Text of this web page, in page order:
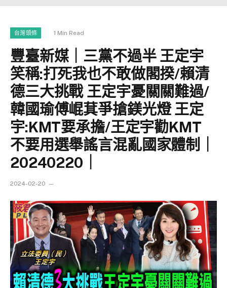
台灣頭條 1 Min Read
豐臺新媒｜三黨不過半 王定宇
笑稱:打死我也不敢做閣揆/賴清
德三大挑戰 王定宇憂關關難過/
韓國瑜傅崐萁爭搶鎂光燈 王定
宇:KMT要承擔/王定宇勸KMT
不要用選舉謠言混亂國家體制｜
20240220｜
2024-02-20